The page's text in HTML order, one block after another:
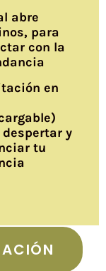
abre
para
con la
en
y
tu